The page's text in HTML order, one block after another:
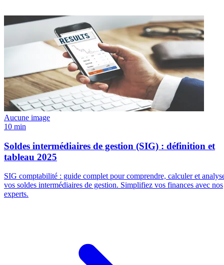
Aucune image
10 min
Soldes intermédiaires de gestion (SIG) : définition et
tableau 2025
SIG comptabilité : guide complet pour comprendre, calculer et
vos soldes intermédiaires de gestion. Simplifiez vos finances avec nos
experts.